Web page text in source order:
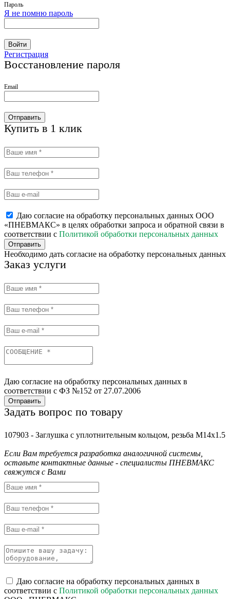
Пароль
Я не помню пароль
Войти
Регистрация
Восстановление пароля
Email
Отправить
Купить в 1 клик
Даю согласие на обработку персональных данных ООО
«ПНЕВМАКС» в целях обработки запроса и обратной связи в
соответствии с Политикой обработки персональных данных
Отправить
Необходимо дать согласие на обработку персональных данных
Заказ услуги
Даю согласие на обработку персональных данных в
соответствии с ФЗ №152 от 27.07.2006
Отправить
Задать вопрос по товару
107903 - Заглушка с уплотнительным кольцом, резьба M14x1.5
Если Вам требуется разработка аналогичной системы,
оставьте контактные данные - специалисты ПНЕВМАКС
свяжутся с Вами
Даю согласие на обработку персональных данных в
соответствии с Политикой обработки персональных данных